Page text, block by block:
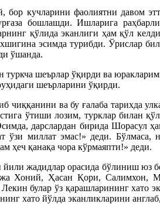
бор кучларини фаолиятни давом
бошлашди. Ишларига
қўлида эканлиги ҳам қўл
эсимда турибди. Ўрислар
ўшанда.
шеърлар ўқирди ва
шеърларини ўқирди.
ва бу ғалаба тарихда
ўтиши лозим, турклар билан
дарслардан бирида Шорасул
ўзи миллат эмас!» деди.
ҳеч қанақа чора кўрмаяпти!» деди.
жадидлар орасида бўлиниш
Хоний, Ҳасан Қори, Салимхон,
булар ўз қарашларининг хато
хато йўлда эканликларини